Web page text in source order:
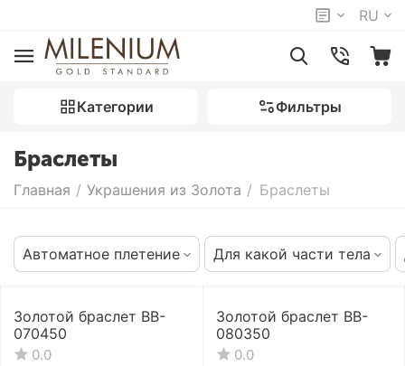
RU
Категории Фильтры
Браслеты
Главная / Украшения из Золота / Браслеты
Автоматное плетение Для какой части тела
Золотой браслет BB-
070450
0.0
Золотой браслет BB-
080350
0.0